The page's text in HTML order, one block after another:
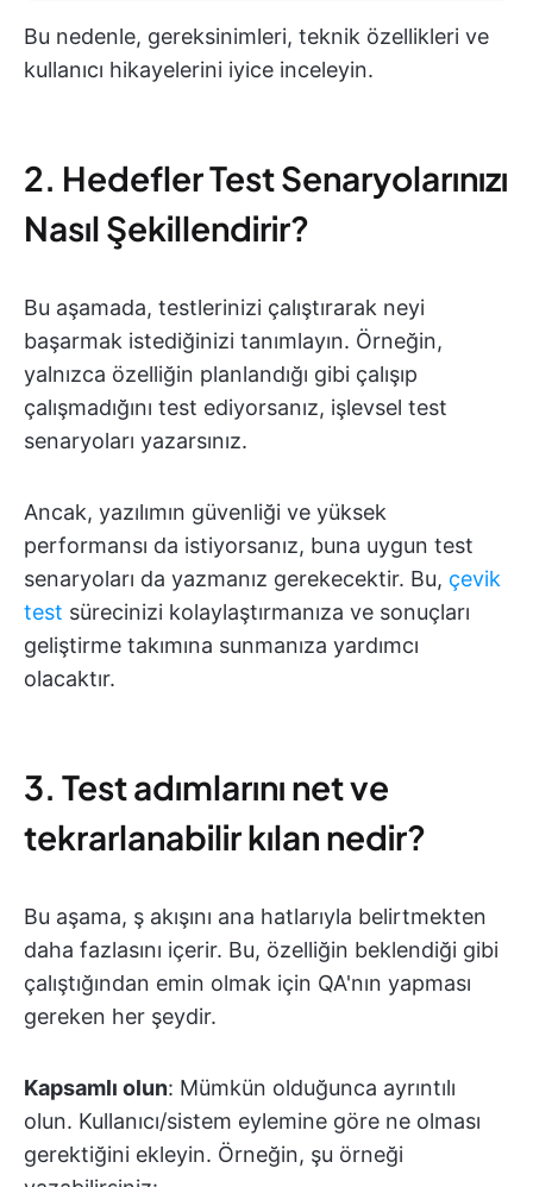
Bu nedenle, gereksinimleri, teknik özellikleri ve
kullanıcı hikayelerini iyice inceleyin.
2. Hedefler Test Senaryolarınızı
Nasıl Şekillendirir?
Bu aşamada, testlerinizi çalıştırarak neyi
başarmak istediğinizi tanımlayın. Örneğin,
yalnızca özelliğin planlandığı gibi çalışıp
çalışmadığını test ediyorsanız, işlevsel test
senaryoları yazarsınız.
Ancak, yazılımın güvenliği ve yüksek
performansı da istiyorsanız, buna uygun test
senaryoları da yazmanız gerekecektir. Bu, çevik
test sürecinizi kolaylaştırmanıza ve sonuçları
geliştirme takımına sunmanıza yardımcı
olacaktır.
3. Test adımlarını net ve
tekrarlanabilir kılan nedir?
Bu aşama, ş akışını ana hatlarıyla belirtmekten
daha fazlasını içerir. Bu, özelliğin beklendiği gibi
çalıştığından emin olmak için QA'nın yapması
gereken her şeydir.
Kapsamlı olun: Mümkün olduğunca ayrıntılı
olun. Kullanıcı/sistem eylemine göre ne olması
gerektiğini ekleyin. Örneğin, şu örneği